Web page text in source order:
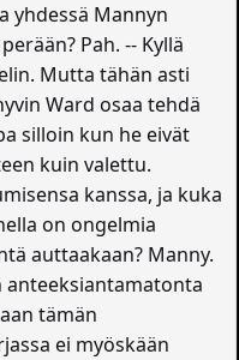
yhdessä Mannyn
Pah. -- Kyllä
Mutta tähän asti
Ward osaa tehdä
silloin kun he eivät
kuin valettu.
kanssa, ja kuka
on ongelmia
auttaakaan? Manny.
anteeksiantamatonta
tämän
ei myöskään